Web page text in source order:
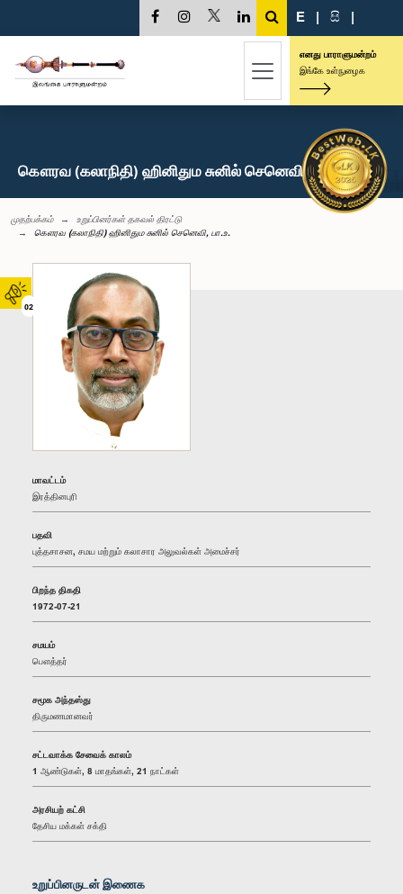
02
E | සි |
எனது பாராளுமன்றம்
இங்கே உள்நுழைக
கௌரவ (கலாநிதி) ஹினிதும சுனில் செனெவி, பா.உ.
முதற்பக்கம்
உறுப்பினர்கள் தகவல் திரட்டு
கௌரவ (கலாநிதி) ஹினிதும சுனில் செனெவி, பா.உ.
மாவட்டம்
இரத்தினபுரி
பதவி
புத்தசாசன, சமய மற்றும் கலாசார அலுவல்கள் அமைச்சர்
பிறந்த திகதி
1972-07-21
சமயம்
பௌத்தர்
சமூக அந்தஸ்து
திருமணமானவர்
சட்டவாக்க சேவைக் காலம்
1 ஆண்டுகள், 8 மாதங்கள், 21 நாட்கள்
அரசியற் கட்சி
தேசிய மக்கள் சக்தி
உறுப்பினருடன் இணைக